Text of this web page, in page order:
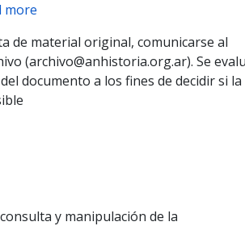
more
de material original, comunicarse al
(archivo@anhistoria.org.ar). Se
documento a los fines de decidir si la
y manipulación de la